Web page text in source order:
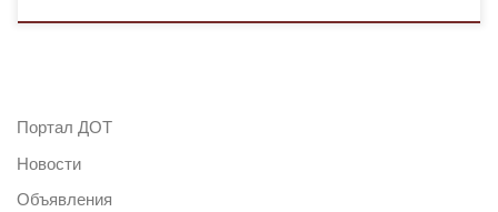
Портал ДОТ
Новости
Объявления